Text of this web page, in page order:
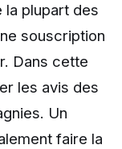
la plupart des
souscription
Dans cette
les avis des
Un
faire la